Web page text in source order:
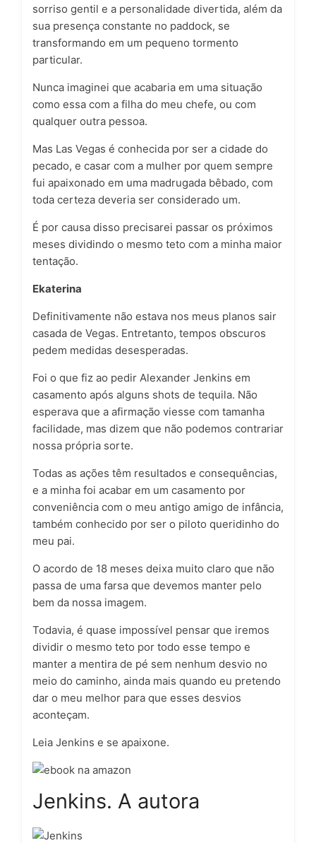
sorriso gentil e a personalidade divertida, além da
sua presença constante no paddock, se
transformando em um pequeno tormento
particular.
Nunca imaginei que acabaria em uma situação
como essa com a filha do meu chefe, ou com
qualquer outra pessoa.
Mas Las Vegas é conhecida por ser a cidade do
pecado, e casar com a mulher por quem sempre
fui apaixonado em uma madrugada bêbado, com
toda certeza deveria ser considerado um.
É por causa disso precisarei passar os próximos
meses dividindo o mesmo teto com a minha maior
tentação.
Ekaterina
Definitivamente não estava nos meus planos sair
casada de Vegas. Entretanto, tempos obscuros
pedem medidas desesperadas.
Foi o que fiz ao pedir Alexander Jenkins em
casamento após alguns shots de tequila. Não
esperava que a afirmação viesse com tamanha
facilidade, mas dizem que não podemos contrariar
nossa própria sorte.
Todas as ações têm resultados e consequências,
e a minha foi acabar em um casamento por
conveniência com o meu antigo amigo de infância,
também conhecido por ser o piloto queridinho do
meu pai.
O acordo de 18 meses deixa muito claro que não
passa de uma farsa que devemos manter pelo
bem da nossa imagem.
Todavia, é quase impossível pensar que iremos
dividir o mesmo teto por todo esse tempo e
manter a mentira de pé sem nenhum desvio no
meio do caminho, ainda mais quando eu pretendo
dar o meu melhor para que esses desvios
aconteçam.
Leia Jenkins e se apaixone.
Jenkins. A autora